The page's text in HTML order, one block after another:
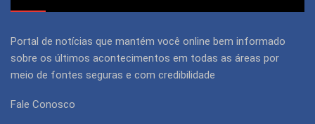
Portal de notícias que mantém você online bem informado
sobre os últimos acontecimentos em todas as áreas por
meio de fontes seguras e com credibilidade
Fale Conosco